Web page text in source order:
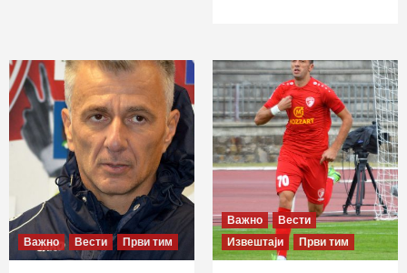
Важно Вести Први тим
Важно
Вести
Извештаји
Први тим